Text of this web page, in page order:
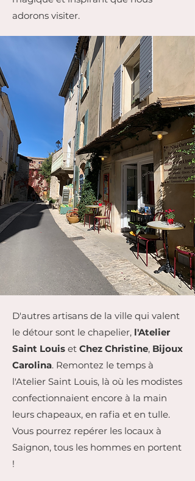
adorons visiter.
D'autres artisans de la ville qui valent
le détour sont le chapelier, l'Atelier
Saint Louis et Chez Christine, Bijoux
Carolina. Remontez le temps à
l'Atelier Saint Louis, là où les modistes
confectionnaient encore à la main
leurs chapeaux, en rafia et en tulle.
Vous pourrez repérer les locaux à
Saignon, tous les hommes en portent
!